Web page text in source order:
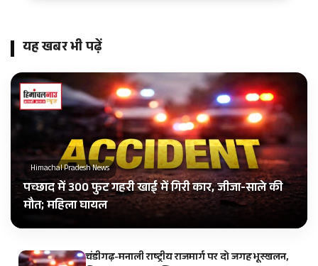
यह खबर भी पढ़ें
Himachal Pradesh News
पच्छाद में 300 फुट गहरी खाई में गिरी कार, जीजा-साले की
मौत; महिला घायल
चंडीगढ़-मनाली राष्ट्रीय राजमार्ग पर दो जगह भूस्खलन,